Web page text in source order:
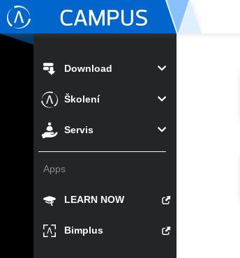
Download
Školení
Servis
Apps
LEARN NOW
Bimplus